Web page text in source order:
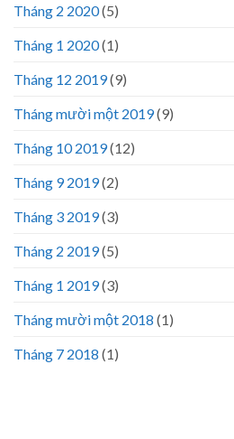
Tháng 2 2020(5)
Tháng 1 2020(1)
Tháng 12 2019(9)
Tháng mười một 2019(9)
Tháng 10 2019(12)
Tháng 9 2019(2)
Tháng 3 2019(3)
Tháng 2 2019(5)
Tháng 1 2019(3)
Tháng mười một 2018 (1)
Tháng 7 2018 (1)